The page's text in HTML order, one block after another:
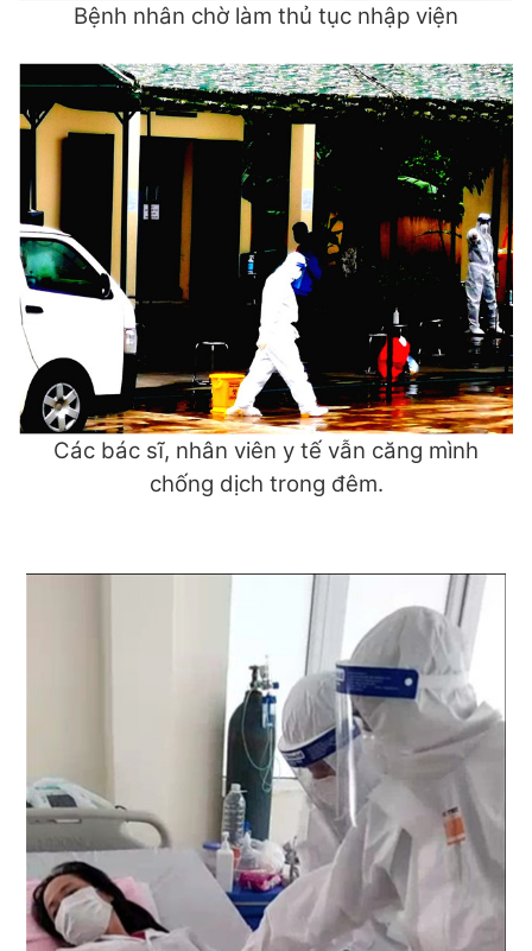
Bệnh nhân chờ làm thủ tục nhập viện
Các bác sĩ, nhân viên y tế vẫn căng mình
chống dịch trong đêm.